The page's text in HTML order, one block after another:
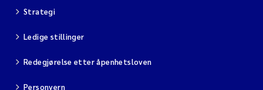
Strategi
Ledige stillinger
Redegjørelse etter åpenhetsloven
Personvern